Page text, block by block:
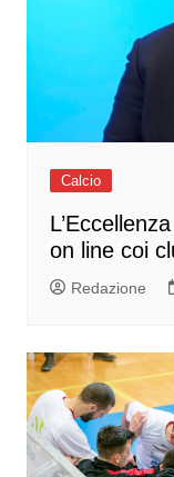
Calcio
on line coi
Redazione